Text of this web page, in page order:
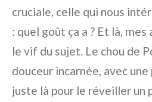
cruciale, celle qui nous
: quel goût ça a ? Et là, mes
le vif du sujet. Le chou de
douceur incarnée, avec
juste là pour le réveiller un